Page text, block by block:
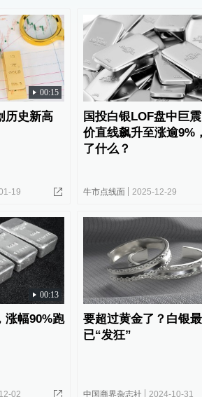
00:15
历史新高
19
国投白银LOF盘中巨
价直线飙升至涨逾9%
了什么？
牛市点线面 2025-12-29
00:13
涨幅90%跑
02
要超过黄金了？白银
已“发狂”
中国商界杂志社 2024-10-31